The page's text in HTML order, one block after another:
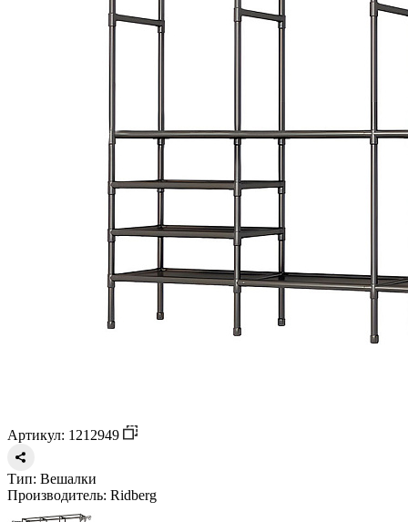
Артикул: 1212949
Тип: Вешалки
Производитель: Ridberg